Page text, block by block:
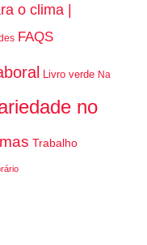
o clima |
FAQS
Livro verde Na
no
Trabalho